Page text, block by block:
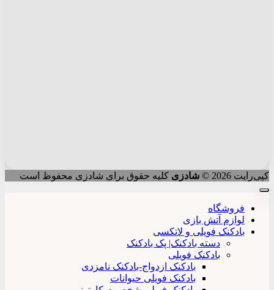
کپی‌رایت 2026 © شادزی کلیه حقوق برای شادزی محفوظ است
فروشگاه
لوازم آتش بازی
بادکنک فویلی و لاتکسی
دسته بادکنک| پک بادکنک
بادکنک فویلی
بادکنک ازدواج-بادکنک نامزدی
بادکنک فویلی حیوانات